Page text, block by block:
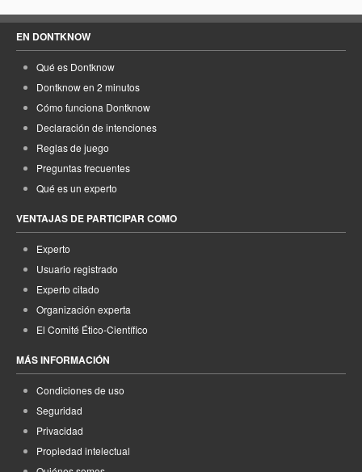
EN DONTKNOW
Qué es Dontknow
Dontknow en 2 minutos
Cómo funciona Dontknow
Declaración de intenciones
Reglas de juego
Preguntas frecuentes
Qué es un experto
VENTAJAS DE PARTICIPAR COMO
Experto
Usuario registrado
Experto citado
Organización experta
El Comité Ético-Científico
MÁS INFORMACIÓN
Condiciones de uso
Seguridad
Privacidad
Propiedad intelectual